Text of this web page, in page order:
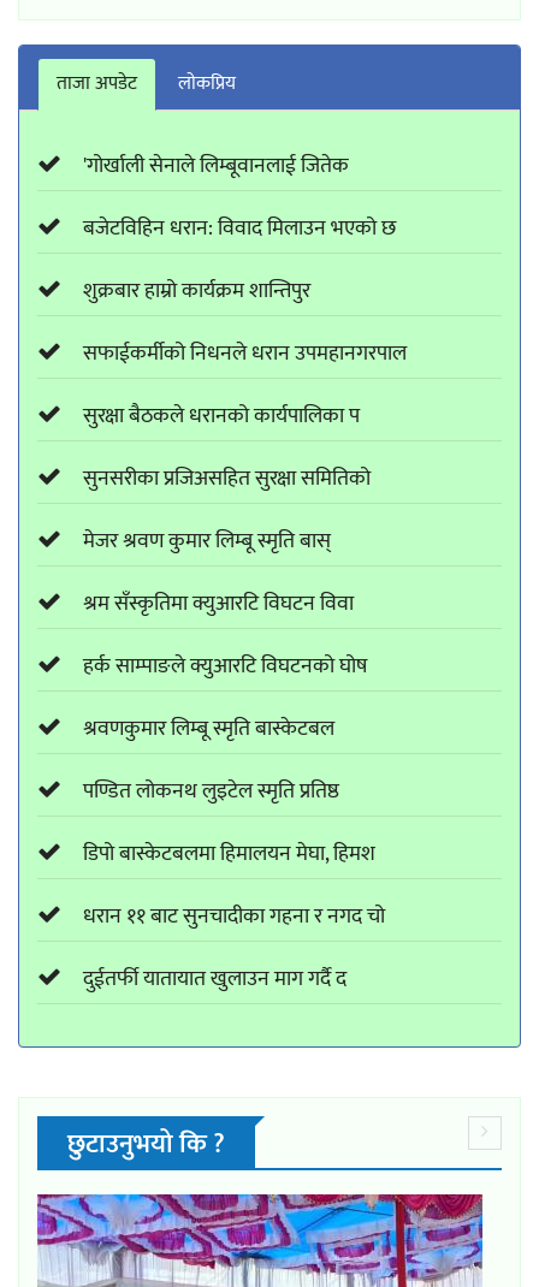
ताजा अपडेट लाेकप्रिय
'गोर्खाली सेनाले लिम्बूवानलाई जितेक
बजेटविहिन धरान: विवाद मिलाउन भएको छ
शुक्रबार हाम्रो कार्यक्रम शान्तिपुर
सफाईकर्मीको निधनले धरान उपमहानगरपाल
सुरक्षा बैठकले धरानको कार्यपालिका प
सुनसरीका प्रजिअसहित सुरक्षा समितिको
मेजर श्रवण कुमार लिम्बू स्मृति बास्
श्रम सँस्कृतिमा क्युआरटि विघटन विवा
हर्क साम्पाङले क्युआरटि विघटनको घोष
श्रवणकुमार लिम्बू स्मृति बास्केटबल
पण्डित लोकनथ लुइटेल स्मृति प्रतिष्ठ
डिपो बास्केटबलमा हिमालयन मेघा, हिमश
धरान ११ बाट सुनचादीका गहना र नगद चो
दुईतर्फी यातायात खुलाउन माग गर्दै द
छुटाउनुभयो कि ?